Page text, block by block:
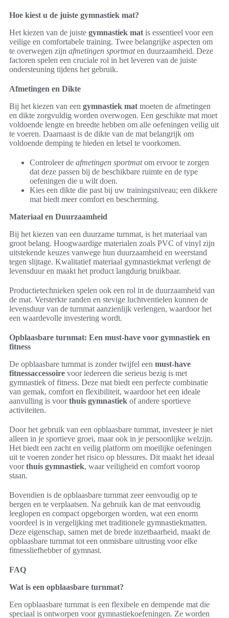
Hoe kiest u de juiste gymnastiek mat?
Het kiezen van de juiste gymnastiek mat is essentieel voor een
veilige en comfortabele training. Twee belangrijke aspecten om
te overwegen zijn afmetingen sportmaten duurzaamheid. Deze
factoren spelen een cruciale rol in het leveren van de juiste
ondersteuning tijdens het gebruik.
Afmetingen en Dikte
Bij het kiezen van een gymnastiek mat moeten de afmetingen
en dikte zorgvuldig worden overwogen. Een geschikte mat moet
voldoende lengte en breedte hebben om alle oefeningen veilig uit
te voeren. Daarnaast is de dikte van de mat belangrijk om
voldoende demping te bieden en letsel te voorkomen.
Controleer de afmetingen sportmatom ervoor te zorgen
dat deze passen bij de beschikbare ruimte en de type
oefeningen die u wilt doen.
Kies een dikte die past bij uw trainingsniveau; een dikkere
mat biedt meer comfort en bescherming.
Materiaal en Duurzaamheid
Bij het kiezen van een duurzame turnmat, is het materiaal van
groot belang. Hoogwaardige materialen zoals PVC of vinyl zijn
uitstekende keuzes vanwege hun duurzaamheid en weerstand
tegen slijtage. Kwalitatief materiaal gymnastiekmat verlengt de
levensduur en maakt het product langdurig bruikbaar.
Productietechnieken spelen ook een rol in de duurzaamheid van
de mat. Versterkte randen en stevige luchtventielen kunnen de
levensduur van de turnmat aanzienlijk verlengen, waardoor het
een waardevolle investering wordt.
Opblaasbare turnmat: Een must-have voor gymnastiek en
fitness
De opblaasbare turnmat is zonder twijfel een must-have
fitnessaccessoire voor iedereen die serieus bezig is met
gymnastiek of fitness. Deze mat biedt een perfecte combinatie
van gemak, comfort en flexibiliteit, waardoor het een ideale
aanvulling is voorthuis gymnastiek of andere sportieve
activiteiten.
Door het gebruik van een opblaasbare turnmat, investeer je niet
alleen in je sportieve groei, maar ook in je persoonlijke welzijn.
Het biedt een zacht en veilig platform om moeilijke oefeningen
uit te voeren zonder het risico op blessures. Dit maakt het ideaal
voorthuis gymnastiek, waar veiligheid en comfort voorop
staan.
Bovendien is de opblaasbare turnmat zeer eenvoudig op te
bergen en te verplaatsen. Na gebruik kan de mat eenvoudig
leeglopen en compact opgeborgen worden, wat een enorm
voordeel is in vergelijking met traditionele gymnastiekmatten.
Deze eigenschap, samen met de brede inzetbaarheid, maakt de
opblaasbare turnmat tot een onmisbare uitrusting voor elke
fitnessliefhebber of gymnast.
FAQ
Wat is een opblaasbare turnmat?
Een opblaasbare turnmat is een flexibele en dempende mat die
speciaal is ontworpen voor gymnastiekoefeningen. Ze worden